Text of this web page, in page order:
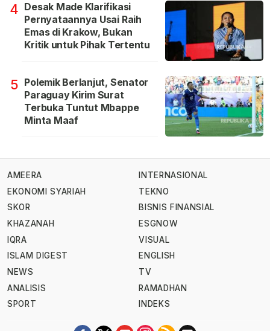
4 Desak Made Klarifikasi
Pernyataannya Usai Raih
Emas di Krakow, Bukan
Kritik untuk Pihak Tertentu
5 Polemik Berlanjut, Senator
Paraguay Kirim Surat
Terbuka Tuntut Mbappe
Minta Maaf
AMEERA
EKONOMI SYARIAH
SKOR
KHAZANAH
IQRA
ISLAM DIGEST
NEWS
ANALISIS
SPORT
INTERNASIONAL
TEKNO
BISNIS FINANSIAL
ESGNOW
VISUAL
ENGLISH
TV
RAMADHAN
INDEKS